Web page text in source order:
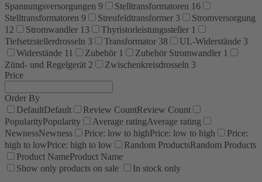
Spannungsversorgungen 9 Stelltransformatoren 16
Stelltransformatoren 9 Streufeldtransformer 3
Stromversorgung
12
Stromwandler 13 Thyristorleistungssteller 1
Tiefsetzstellerdrosseln 3 Transformator 38 UL-Widerstände 3
Widerstände 11 Zubehör 1 Zubehör Stromwandler 1
Zünd- und Regelgerät 2 Zwischenkreisdrosseln 3
Price
Order By
DefaultDefault Review CountReview Count
PopularityPopularity Average ratingAverage rating
NewnessNewness Price: low to highPrice: low to high
Price:
high to lowPrice: high to low Random ProductsRandom Products
Product NameProduct Name
Show only products on sale
In stock only